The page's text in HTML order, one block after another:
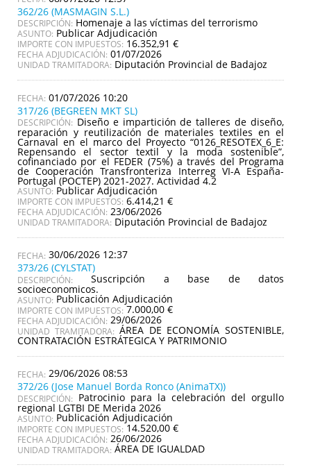
362/26 (MASMAGIN S.L.)
DESCRIPCIÓN: Homenaje a las víctimas del terrorismo
ASUNTO: Publicar Adjudicación
IMPORTE CON IMPUESTOS: 16.352,91 €
FECHA ADJUDICACIÓN: 01/07/2026
UNIDAD TRAMITADORA: Diputación Provincial de Badajoz
01/07/2026 10:20
317/26 (BEGREEN MKT SL)
DESCRIPCIÓN: Diseño e impartición de talleres de diseño,
reparación y reutilización de materiales textiles en el
Carnaval en el marco del Proyecto “0126_RESOTEX_6_E:
Repensando el sector textil y la moda sostenible”,
cofinanciado por el FEDER (75%) a través del Programa
de Cooperación Transfronteriza Interreg VI-A España-
Portugal (POCTEP) 2021-2027. Actividad 4.2
ASUNTO: Publicar Adjudicación
IMPORTE CON IMPUESTOS: 6.414,21 €
FECHA ADJUDICACIÓN: 23/06/2026
UNIDAD TRAMITADORA: Diputación Provincial de Badajoz
30/06/2026 12:37
373/26 (CYLSTAT)
DESCRIPCIÓN: Suscripción a base de datos
socioeconomicos.
ASUNTO: Publicación Adjudicación
IMPORTE CON IMPUESTOS: 7.000,00 €
FECHA ADJUDICACIÓN: 29/06/2026
UNIDAD TRAMITADORA: ÁREA DE ECONOMÍA SOSTENIBLE,
CONTRATACIÓN ESTRÁTEGICA Y PATRIMONIO
29/06/2026 08:53
372/26 (Jose Manuel Borda Ronco (AnimaTX))
DESCRIPCIÓN: Patrocinio para la celebración del orgullo
regional LGTBI DE Merida 2026
ASUNTO: Publicación Adjudicación
IMPORTE CON IMPUESTOS: 14.520,00 €
FECHA ADJUDICACIÓN: 26/06/2026
UNIDAD TRAMITADORA: ÁREA DE IGUALDAD